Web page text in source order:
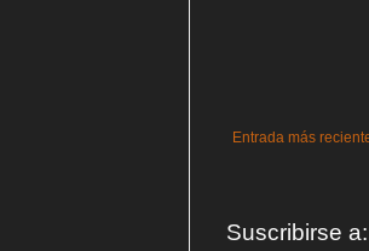
Entrada más
Suscribirse